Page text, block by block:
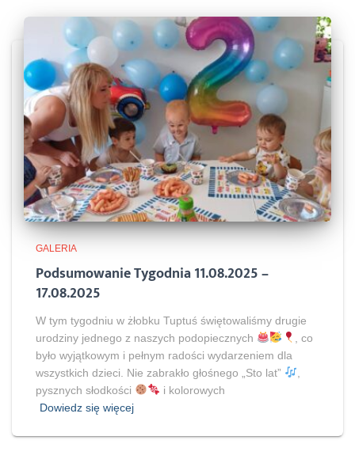
GALERIA
Podsumowanie Tygodnia 11.08.2025 –
17.08.2025
W tym tygodniu w żłobku Tuptuś świętowaliśmy drugie
urodziny jednego z naszych podopiecznych
, co
było wyjątkowym i pełnym radości wydarzeniem dla
wszystkich dzieci. Nie zabrakło głośnego „Sto lat”
pysznych słodkości
i kolorowych
Dowiedz się więcej